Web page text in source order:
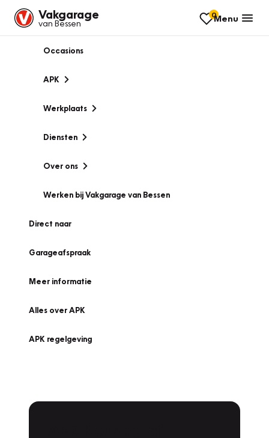
Vakgarage
van Bessen
0Menu
Occasions
APK
Werkplaats
Diensten
Over ons
Werken bij Vakgarage van Bessen
Direct naar
Garageafspraak
Meer informatie
Alles over APK
APK regelgeving